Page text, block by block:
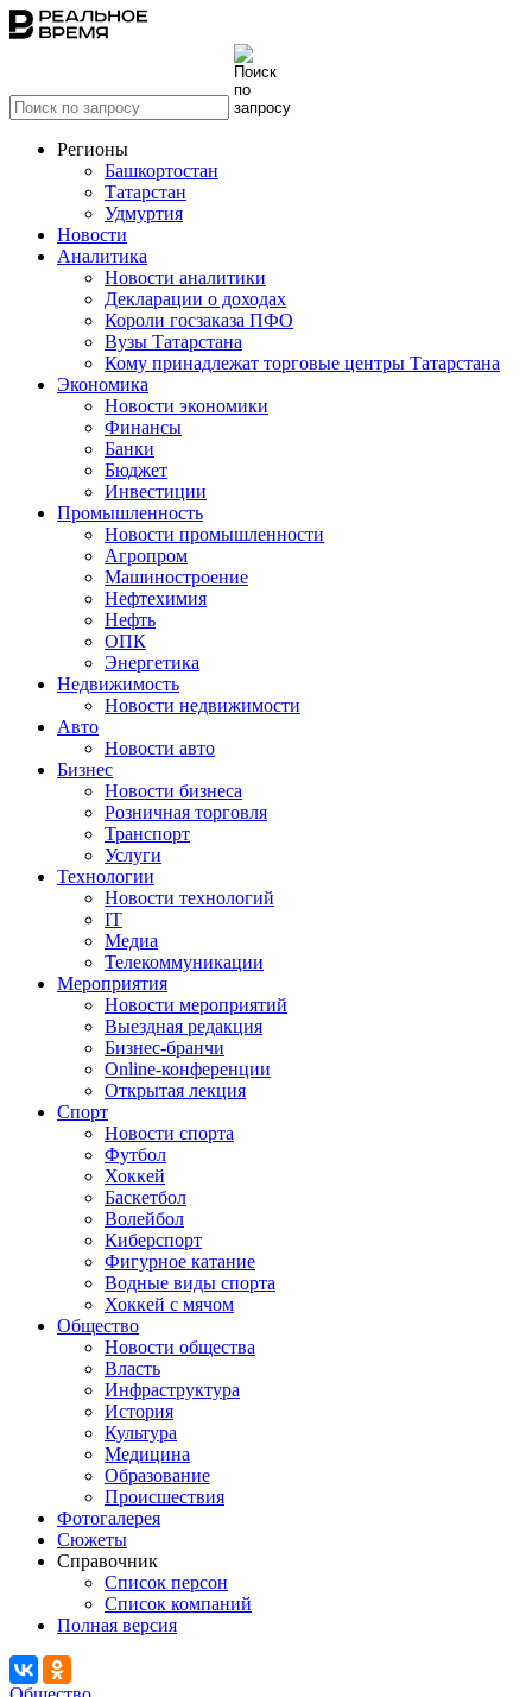
Регионы
Башкортостан
Татарстан
Удмуртия
Новости
Аналитика
Новости аналитики
Декларации о доходах
Короли госзаказа ПФО
Вузы Татарстана
Кому принадлежат торговые центры Татарстана
Экономика
Новости экономики
Финансы
Банки
Бюджет
Инвестиции
Промышленность
Новости промышленности
Агропром
Машиностроение
Нефтехимия
Нефть
ОПК
Энергетика
Недвижимость
Новости недвижимости
Авто
Новости авто
Бизнес
Новости бизнеса
Розничная торговля
Транспорт
Услуги
Технологии
Новости технологий
IT
Медиа
Телекоммуникации
Мероприятия
Новости мероприятий
Выездная редакция
Бизнес-бранчи
Online-конференции
Открытая лекция
Спорт
Новости спорта
Футбол
Хоккей
Баскетбол
Волейбол
Киберспорт
Фигурное катание
Водные виды спорта
Хоккей с мячом
Общество
Новости общества
Власть
Инфраструктура
История
Культура
Медицина
Образование
Происшествия
Фотогалерея
Сюжеты
Справочник
Список персон
Список компаний
Полная версия